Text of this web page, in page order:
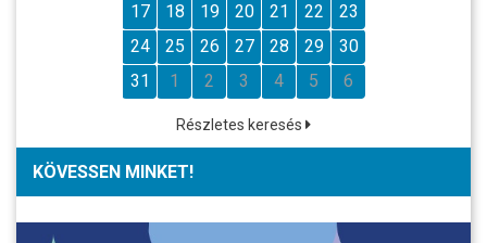
17
18 19 20 21 22
23
24
25 26 27 28 29
30
31
1 2 3 4 5 6
Részletes keresés
KÖVESSEN MINKET!